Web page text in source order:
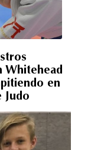
Whitehead
en
Judo